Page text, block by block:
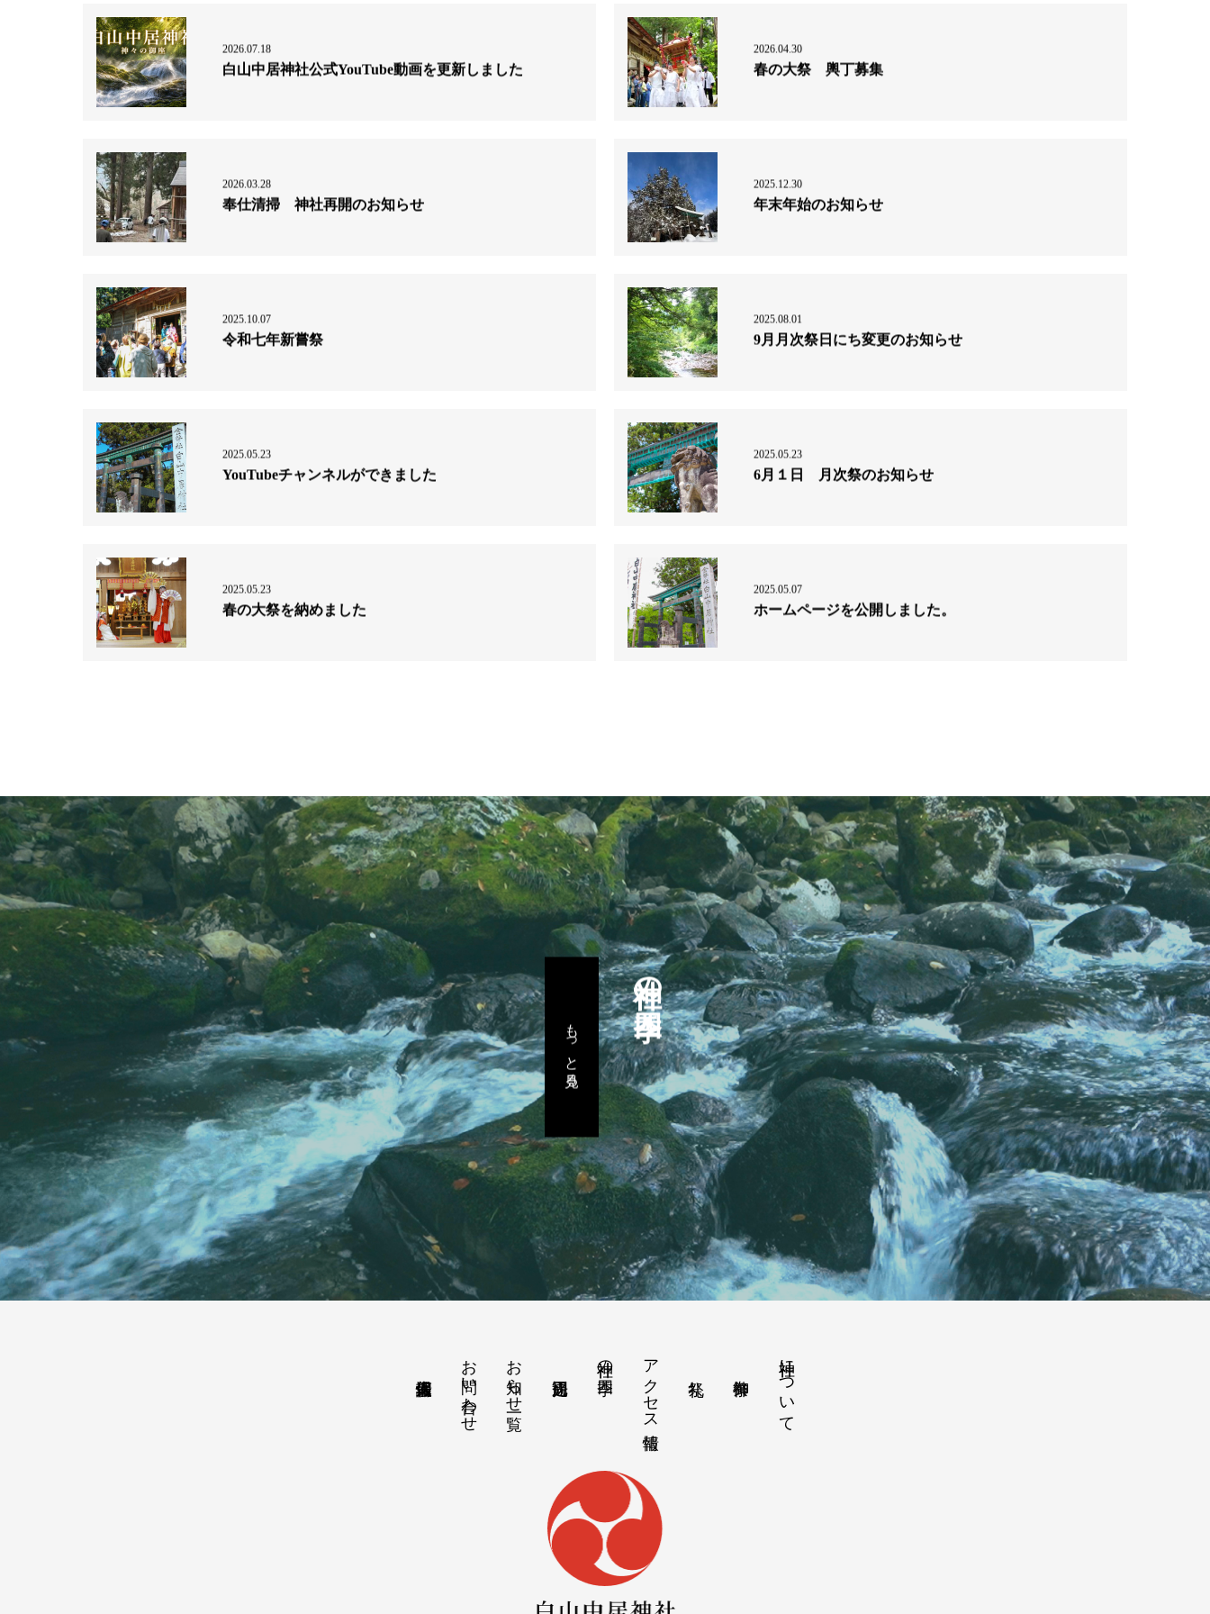
2026.07.18
白山中居神社公式YouTube動画を更新しました
2026.04.30
春の大祭 輿丁募集
2026.03.28
奉仕清掃 神社再開のお知らせ
2025.12.30
年末年始のお知らせ
2025.10.07
令和七年新嘗祭
2025.08.01
9月月次祭日にち変更のお知らせ
2025.05.23
YouTubeチャンネルができました
2025.05.23
6月１日 月次祭のお知らせ
2025.05.23
春の大祭を納めました
2025.05.07
ホームページを公開しました。
神社の四季
もっと見る
神社について
アクセス情報
神社の四季
お知らせ一覧
お問い合わせ